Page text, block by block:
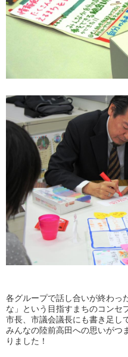
各グループで話し合いが終わっ
な」という目指すまちのコンセ
市長、市議会議長にも書き足し
みんなの陸前高田への思いがつ
りました！